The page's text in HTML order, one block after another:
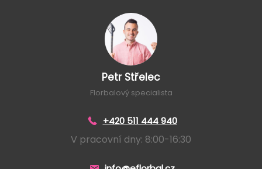
Petr Střelec
Florbalový specialista
+420 511 444 940
V pracovní dny: 8:00-16:30